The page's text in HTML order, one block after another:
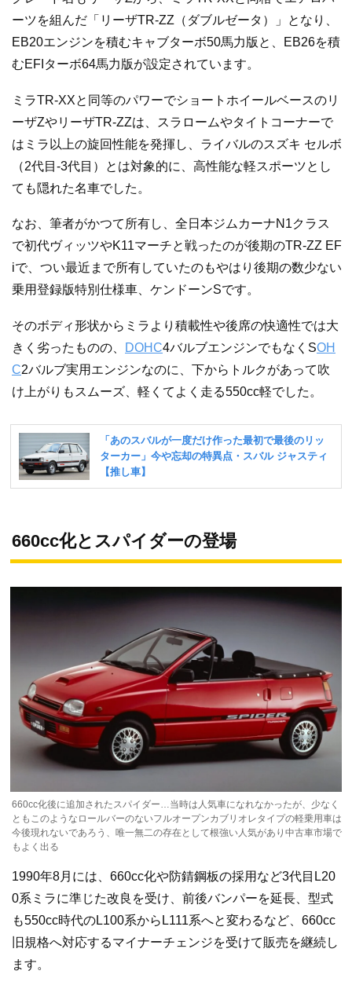
ーツを組んだ「リーザTR-ZZ（ダブルゼータ）」となり、
EB20エンジンを積むキャブターボ50馬力版と、EB26を積
むEFIターボ64馬力版が設定されています。
ミラTR-XXと同等のパワーでショートホイールベースのリ
ーザZやリーザTR-ZZは、スラロームやタイトコーナーで
はミラ以上の旋回性能を発揮し、ライバルのスズキ セルボ
（2代目-3代目）とは対象的に、高性能な軽スポーツとし
ても隠れた名車でした。
なお、筆者がかつて所有し、全日本ジムカーナN1クラス
で初代ヴィッツやK11マーチと戦ったのが後期のTR-ZZ EF
iで、つい最近まで所有していたのもやはり後期の数少ない
乗用登録版特別仕様車、ケンドーンSです。
そのボディ形状からミラより積載性や後席の快適性では大
きく劣ったものの、
DOHC4バルブエンジンでもなくSOH
C2バルブ実用エンジンなのに、下からトルクがあって吹
け上がりもスムーズ、軽くてよく走る550cc軽でした。
660cc化とスパイダーの登場
660cc化後に追加されたスパイダー…当時は人気車になれなかったが、少なく
ともこのようなロールバーのないフルオープンカブリオレタイプの軽乗用車は
今後現れないであろう、唯一無二の存在として根強い人気があり中古車市場で
もよく出る
1990年8月には、660cc化や防錆鋼板の採用など3代目L20
0系ミラに準じた改良を受け、前後バンパーを延長、型式
も550cc時代のL100系からL111系へと変わるなど、660cc
旧規格へ対応するマイナーチェンジを受けて販売を継続し
ます。